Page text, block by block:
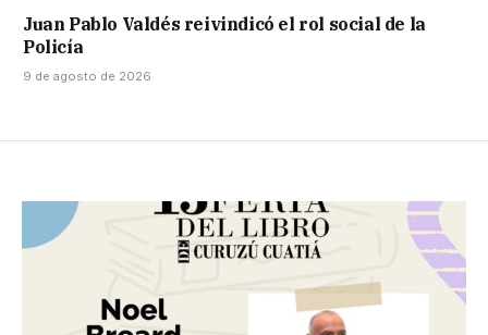
Juan Pablo Valdés reivindicó el rol social de la
Policía
9 de agosto de 2026